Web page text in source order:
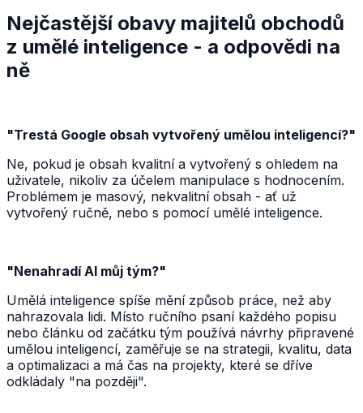
Nejčastější obavy majitelů obchodů
z umělé inteligence - a odpovědi na
ně
"Trestá Google obsah vytvořený umělou inteligencí?"
Ne, pokud je obsah kvalitní a vytvořený s ohledem na
uživatele, nikoliv za účelem manipulace s hodnocením.
Problémem je masový, nekvalitní obsah - ať už
vytvořený ručně, nebo s pomocí umělé inteligence.
"Nenahradí AI můj tým?"
Umělá inteligence spíše mění způsob práce, než aby
nahrazovala lidi. Místo ručního psaní každého popisu
nebo článku od začátku tým používá návrhy připravené
umělou inteligencí, zaměřuje se na strategii, kvalitu, data
a optimalizaci a má čas na projekty, které se dříve
odkládaly "na později".